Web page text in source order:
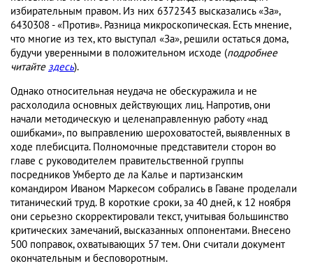
избирательным правом. Из них 6372343 высказались «За»,
6430308 - «Против». Разница микроскопическая. Есть мнение,
что многие из тех, кто выступал «За», решили остаться дома,
будучи уверенными в положительном исходе (подробнее
читайтездесь).
Однако относительная неудача не обескуражила и не
расхолодила основных действующих лиц. Напротив, они
начали методическую и целенаправленную работу «над
ошибками», по выправлению шероховатостей, выявленных в
ходе плебисцита. Полномочные представители сторон во
главе с руководителем правительственной группы
посредников Умберто де ла Калье и партизанским
командиром Иваном Маркесом собрались в Гаване проделали
титанический труд. В короткие сроки, за 40 дней, к 12 ноября
они серьезно скорректировали текст, учитывая большинство
критических замечаний, высказанных оппонентами. Внесено
500 поправок, охватывающих 57 тем. Они считали документ
окончательным и бесповоротным.